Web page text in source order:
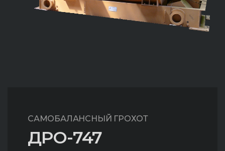
САМОБАЛАНСНЫЙ ГРОХОТ
ДРО-747